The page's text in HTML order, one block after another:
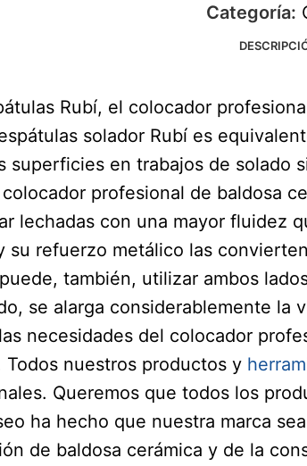
Categoría:
Rubí, el colocador
solador Rubí es
superficies en trabajos de solado
profesional de baldosa
lechadas con una mayor fluidez
su refuerzo metálico las
también, utilizar ambos
se alarga considerablemente
necesidades del colocador
nuestros productos y
Queremos que todos los
ha hecho que nuestra marca
de baldosa cerámica y de la